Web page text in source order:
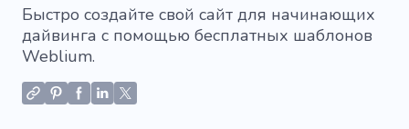
Быстро создайте свой сайт для начинающих
дайвинга с помощью бесплатных шаблонов
Weblium.